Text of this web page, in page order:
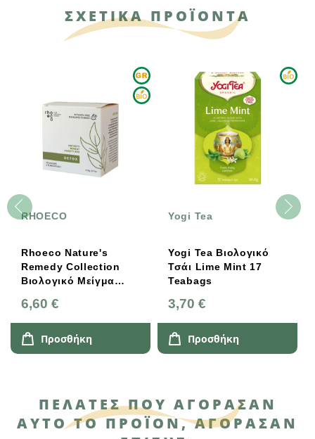
ΣΧΕΤΙΚΑ ΠΡΟΪΟΝΤΑ
RHOECO
Rhoeco Nature's
Remedy Collection
Βιολογικό Μείγμα
Φακελάκια
6,60 €
Προσθήκη
Yogi Tea
Yogi Tea Βιολογικό
Τσάι Lime Mint 17
Teabags
3,70 €
Προσθήκη
ΠΕΛΆΤΕΣ ΠΟΥ ΑΓΌΡΑΣΑΝ
ΑΥΤΌ ΤΟ ΠΡΟΪΌΝ, ΑΓΌΡΑΣΑΝ